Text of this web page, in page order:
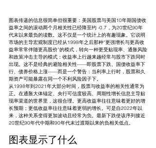
图表传递的信息很简单但很重要：美国股票与美国10年期国债收
益率之间的滚动两个月相关性已经降至约 -0.7，为20世纪90年
代末以来最负的读数。这不仅是一个统计上的有趣现象。它说明
市场的主导宏观制度已经从1998年之后那种“更强增长与更高收
益率常常伴随更高股价”的模式，转向一种更受贴现率、通胀风险
和政策冲击主导的模式：收益率上行越来越经常与股市下跌同时
出现。这不是经典的避险相关性——即股票下跌、国债收益率下
行、债券价格上涨——而是一个警告：当利率上行时，股票和久
期资产可能暴露在同一个不利风险因子下。
从1998年到2021年大部分时间，股票与收益率的相关性通常为
正。在通胀大体锚定、央行可信度较高、周期性增长信息主导贴
现率渠道的世界里，这很合理。更高收益率往往意味着更好的增
长预期；更低收益率往往意味着更弱的增长。可是自2022年以
来，这种关系变得更加波动且经常为负。最新下跌使该序列接近
20世纪90年代中期和90年代末过渡期以来的负相关低点。
图表显示了什么